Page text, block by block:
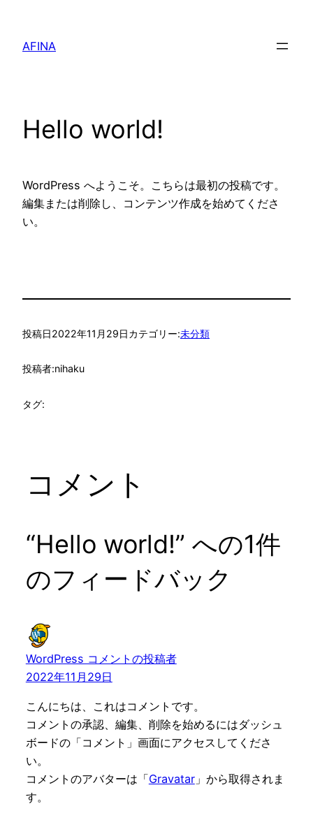
AFINA
Hello world!
WordPress へようこそ。こちらは最初の投稿です。
編集または削除し、コンテンツ作成を始めてくださ
い。
投稿日2022年11月29日カテゴリー:未分類
投稿者:nihaku
タグ:
コメント
“Hello world!” への1件
のフィードバック
WordPress コメントの投稿者
2022年11月29日
こんにちは、これはコメントです。
コメントの承認、編集、削除を始めるにはダッシュ
ボードの「コメント」画面にアクセスしてくださ
い。
コメントのアバターは「Gravatar」から取得されま
す。